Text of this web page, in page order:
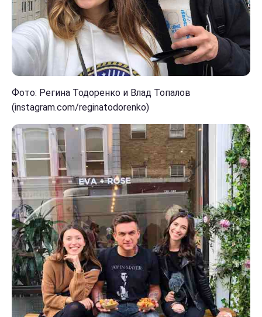
Фото: Регина Тодоренко и Влад Топалов
(instagram.com/reginatodorenko)